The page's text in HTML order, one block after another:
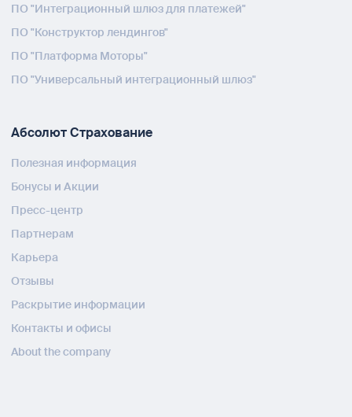
ПО "Интеграционный шлюз для платежей"
ПО "Конструктор лендингов"
ПО "Платформа Моторы"
ПО "Универсальный интеграционный шлюз"
Абсолют Страхование
Полезная информация
Бонусы и Акции
Пресс-центр
Партнерам
Карьера
Отзывы
Раскрытие информации
Контакты и офисы
About the company